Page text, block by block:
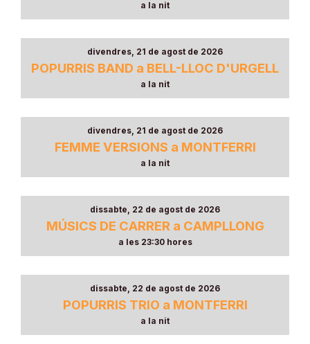
a la nit
divendres, 21 de agost de 2026
POPURRIS BAND a BELL-LLOC D'URGELL
a la nit
divendres, 21 de agost de 2026
FEMME VERSIONS a MONTFERRI
a la nit
dissabte, 22 de agost de 2026
MÚSICS DE CARRER a CAMPLLONG
a les 23:30 hores
dissabte, 22 de agost de 2026
POPURRIS TRIO a MONTFERRI
a la nit